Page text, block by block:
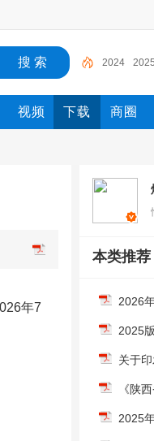
2024 2025
安全 智慧仓
视频 下载 商圈
年7
本类推荐
2026
2025
南》
关于印
的通知
《陕
据交
2025